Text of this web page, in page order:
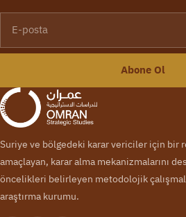
Abone Ol
Suriye ve bölgedeki karar vericiler için bir
amaçlayan, karar alma mekanizmalarını
öncelikleri belirleyen metodolojik
araştırma kurumu.